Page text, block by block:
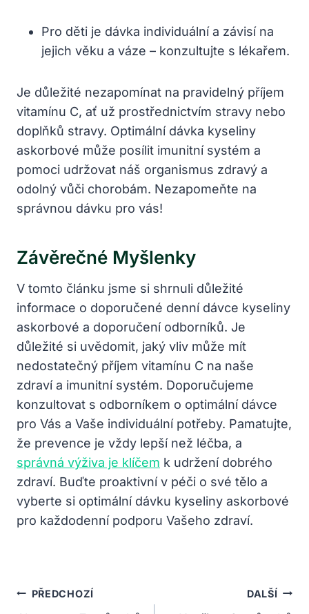
Pro děti je dávka individuální a závisí na
jejich věku a váze – konzultujte s lékařem.
Je důležité nezapomínat na pravidelný příjem
vitamínu C, ať už prostřednictvím stravy nebo
doplňků stravy. Optimální dávka kyseliny
askorbové může posílit imunitní systém a
pomoci udržovat náš organismus zdravý a
odolný vůči chorobám. Nezapomeňte na
správnou dávku pro vás!
Závěrečné Myšlenky
V tomto článku jsme si shrnuli důležité
informace o doporučené denní dávce kyseliny
askorbové a doporučení odborníků. Je
důležité si uvědomit, jaký vliv může mít
nedostatečný příjem vitamínu C na naše
zdraví a imunitní systém. Doporučujeme
konzultovat s odborníkem o optimální dávce
pro Vás a Vaše individuální potřeby. Pamatujte,
že prevence je vždy lepší než léčba, a
správná výživa je klíčem k udržení dobrého
zdraví. Buďte proaktivní v péči o své tělo a
vyberte si optimální dávku kyseliny askorbové
pro každodenní podporu Vašeho zdraví.
Navigace
PŘEDCHOZÍ DALŠÍ